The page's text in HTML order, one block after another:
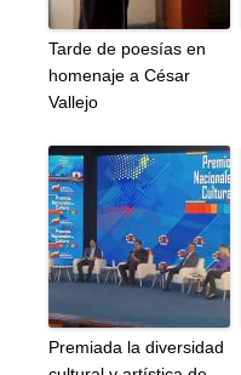
Tarde de poesías en
homenaje a César
Vallejo
Premiada la diversidad